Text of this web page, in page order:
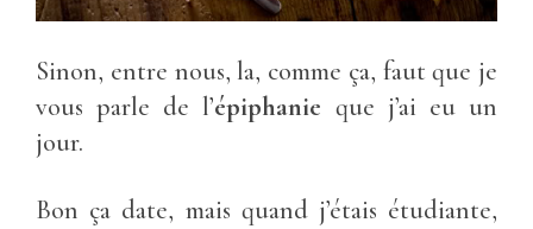
Sinon, entre nous, la, comme ça, faut que je
vous parle de l’épiphanie que j’ai eu un
jour.
Bon ça date, mais quand j’étais étudiante,